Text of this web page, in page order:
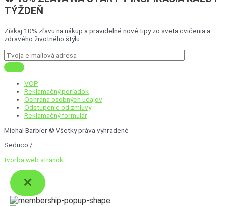
TÝŽDEŇ
Získaj 10% zľavu na nákup a pravidelné nové tipy zo sveta cvičenia a
zdravého životného štýlu.
VOP
Reklamačný poriadok
Ochrana osobných údajov
Odstúpenie od zmluvy
Reklamačný formulár
Michal Barbier © Všetky práva vyhradené
Seduco /
tvorba web stránok